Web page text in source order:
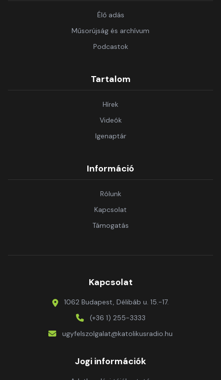
Élő adás
Műsorújság és archívum
Podcastok
Tartalom
Hírek
Videók
Igenaptár
Információ
Rólunk
Kapcsolat
Támogatás
Kapcsolat
1062 Budapest, Délibáb u. 15.-17.
(+36 1) 255-3333
ugyfelszolgalat@katolikusradio.hu
Jogi információk